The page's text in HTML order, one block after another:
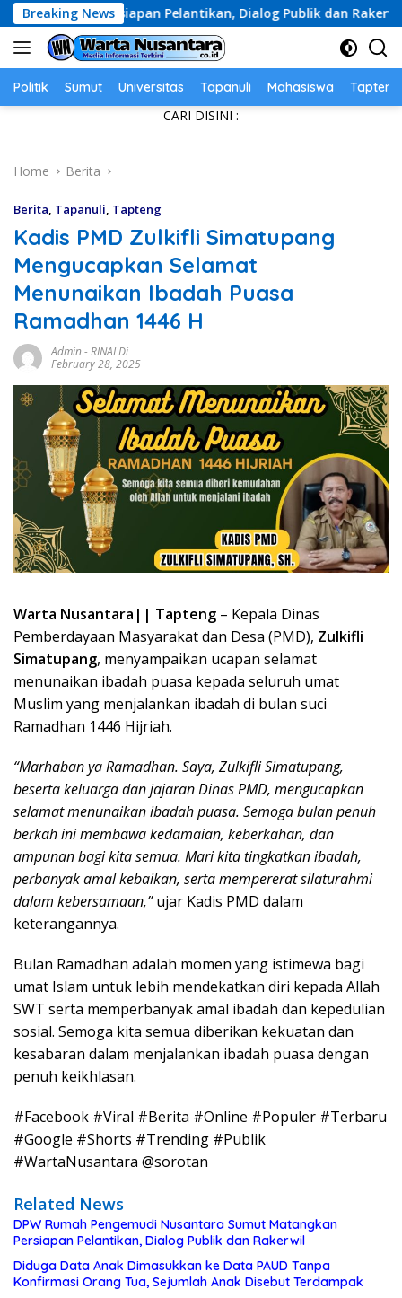
Skip
to
content
Breaking NewsPelantikan, Dialog Publik dan Rakerwil
Politik Sumut Universitas Tapanuli Mahasiswa Tapteng
CARI DISINI :
Home Berita
Berita, Tapanuli, Tapteng
Kadis PMD Zulkifli Simatupang
Mengucapkan Selamat
Menunaikan Ibadah Puasa
Ramadhan 1446 H
Admin-RINALDi
February 28, 2025
Warta Nusantara|| Tapteng – Kepala Dinas
Pemberdayaan Masyarakat dan Desa (PMD), Zulkifli
Simatupang, menyampaikan ucapan selamat
menunaikan ibadah puasa kepada seluruh umat
Muslim yang menjalankan ibadah di bulan suci
Ramadhan 1446 Hijriah.
“Marhaban ya Ramadhan. Saya, Zulkifli Simatupang,
beserta keluarga dan jajaran Dinas PMD, mengucapkan
selamat menunaikan ibadah puasa. Semoga bulan penuh
berkah ini membawa kedamaian, keberkahan, dan
ampunan bagi kita semua. Mari kita tingkatkan ibadah,
perbanyak amal kebaikan, serta mempererat silaturahmi
dalam kebersamaan,”ujar Kadis PMD dalam
keterangannya.
Bulan Ramadhan adalah momen yang istimewa bagi
umat Islam untuk lebih mendekatkan diri kepada Allah
SWT serta memperbanyak amal ibadah dan kepedulian
sosial. Semoga kita semua diberikan kekuatan dan
kesabaran dalam menjalankan ibadah puasa dengan
penuh keikhlasan.
#Facebook #Viral #Berita #Online #Populer #Terbaru
#Google #Shorts #Trending #Publik
#WartaNusantara @sorotan
Related News
DPW Rumah Pengemudi Nusantara Sumut Matangkan
Persiapan Pelantikan, Dialog Publik dan Rakerwil
Diduga Data Anak Dimasukkan ke Data PAUD Tanpa
Konfirmasi Orang Tua, Sejumlah Anak Disebut Terdampak